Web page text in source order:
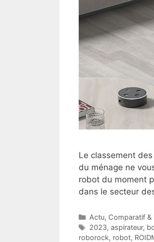
Le classement
du ménage ne
robot du moment
dans le secteur
Catégories
Actu, Comparatif &
Étiquettes
2023, aspirateur,
roborock, robot,